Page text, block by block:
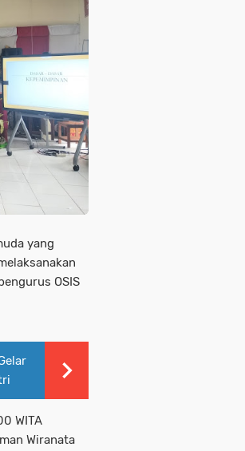
yang
OSIS
WITA
Wiranata